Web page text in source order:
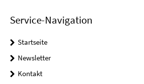
Service-Navigation
Startseite
Newsletter
Kontakt